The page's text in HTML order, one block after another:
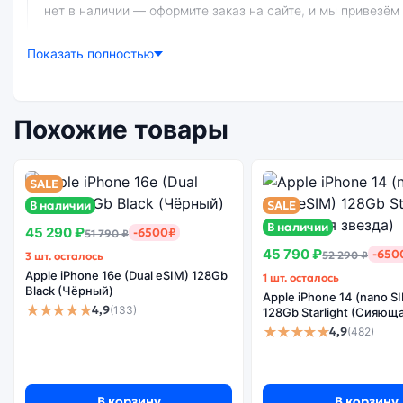
нет в наличии — оформите заказ на сайте, и мы
Существует не оригинальная и оригинальная версия смартфона Apple iPhone 15 (Активированный) 128Gb Black (Чёрный). Мы рекомендуем выбирать оригинальной версию — она
полностью адаптирована и поддерживает все сервисы.
Показать полностью
Похожие товары
SALE
В наличии
45 290 ₽51 790 ₽ -6500₽
3 шт. осталось
Apple iPhone 16e (Dual eSIM) 128Gb
Black (Чёрный)
★★★★★4,9(133)
SALE
В наличии
45 790 ₽52 290 ₽ -
1 шт. осталось
Apple iPhone 14 (nano
128Gb Starlight
★★★★★4,9(482)